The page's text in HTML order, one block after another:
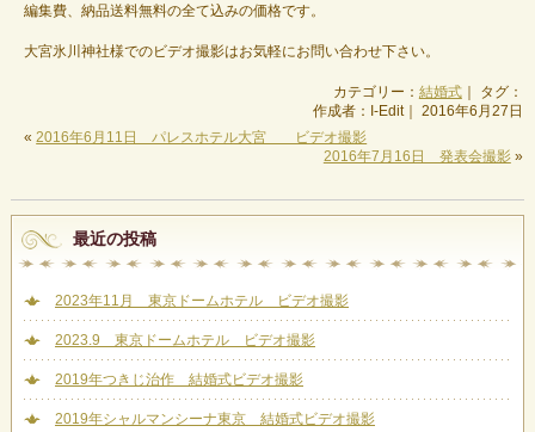
編集費、納品送料無料の全て込みの価格です。
大宮氷川神社様でのビデオ撮影はお気軽にお問い合わせ下さい。
カテゴリー： 結婚式｜ タグ：
作成者：I-Edit｜ 2016年6月27日
«2016年6月11日 パレスホテル大宮 ビデオ撮影
2016年7月16日 発表会撮影»
最近の投稿
2023年11月 東京ドームホテル ビデオ撮影
2023.9 東京ドームホテル ビデオ撮影
2019年つきじ治作 結婚式ビデオ撮影
2019年シャルマンシーナ東京 結婚式ビデオ撮影